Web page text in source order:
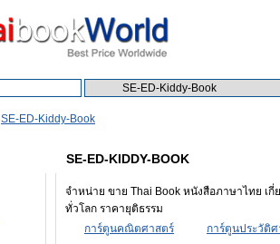
SE-ED-Kiddy-Book
SE-ED-KIDDY-BOOK
จำหน่าย ขาย Thai Book หนังสือภาษาไทย เ
ทั่วโลก ราคายุติธรรม
การ์ตูนคณิตศาสตร์
การ์ตูนประวัติ